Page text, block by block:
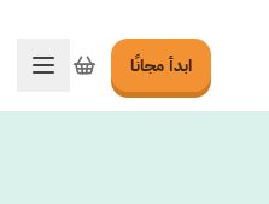
ابدأ مجانًا تبديل